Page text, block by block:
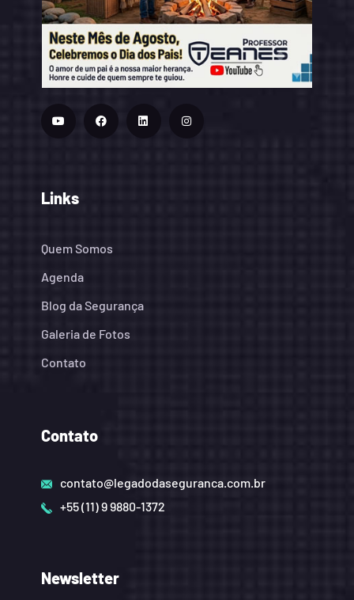
Links
Quem Somos
Agenda
Blog da Segurança
Galeria de Fotos
Contato
Contato
contato@legadodaseguranca.com.br
+55 (11) 9 9880-1372
Newsletter